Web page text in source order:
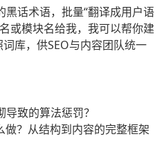
话术语，批量“翻译成用户语
或模块名给我，我可以帮你建
库，供SEO与内容团队统一
致的算法惩罚？
做？从结构到内容的完整框架